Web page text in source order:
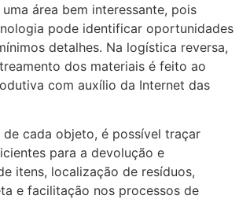
área bem interessante, pois
pode identificar oportunidades
detalhes. Na logística reversa,
dos materiais é feito ao
com auxílio da Internet das
cada objeto, é possível traçar
para a devolução e
itens, localização de resíduos,
e facilitação nos processos de